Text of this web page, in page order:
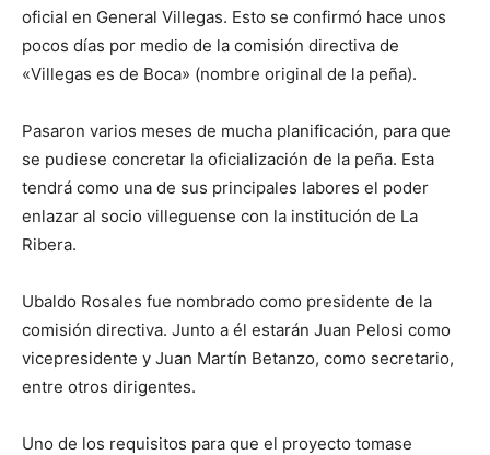
oficial en General Villegas. Esto se confirmó hace unos
pocos días por medio de la comisión directiva de
«Villegas es de Boca» (nombre original de la peña).
Pasaron varios meses de mucha planificación, para que
se pudiese concretar la oficialización de la peña. Esta
tendrá como una de sus principales labores el poder
enlazar al socio villeguense con la institución de La
Ribera.
Ubaldo Rosales fue nombrado como presidente de la
comisión directiva. Junto a él estarán Juan Pelosi como
vicepresidente y Juan Martín Betanzo, como secretario,
entre otros dirigentes.
Uno de los requisitos para que el proyecto tomase